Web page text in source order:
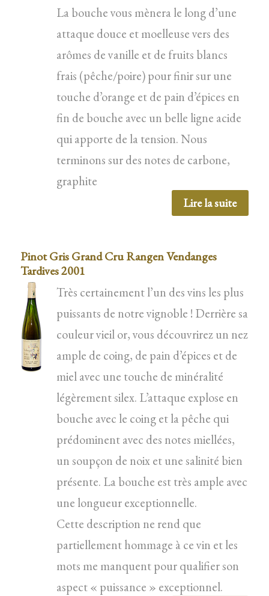
La bouche vous mènera le long d’une
attaque douce et moelleuse vers des
arômes de vanille et de fruits blancs
frais (pêche/poire) pour finir sur une
touche d’orange et de pain d’épices en
fin de bouche avec un belle ligne acide
qui apporte de la tension. Nous
terminons sur des notes de carbone,
graphite
Lire la suite
Pinot Gris Grand Cru Rangen Vendanges
Tardives 2001
Très certainement l’un des vins les plus
puissants de notre vignoble ! Derrière sa
couleur vieil or, vous découvrirez un nez
ample de coing, de pain d’épices et de
miel avec une touche de minéralité
légèrement silex. L’attaque explose en
bouche avec le coing et la pêche qui
prédominent avec des notes miellées,
un soupçon de noix et une salinité bien
présente. La bouche est très ample avec
une longueur exceptionnelle.
Cette description ne rend que
partiellement hommage à ce vin et les
mots me manquent pour qualifier son
aspect « puissance » exceptionnel.